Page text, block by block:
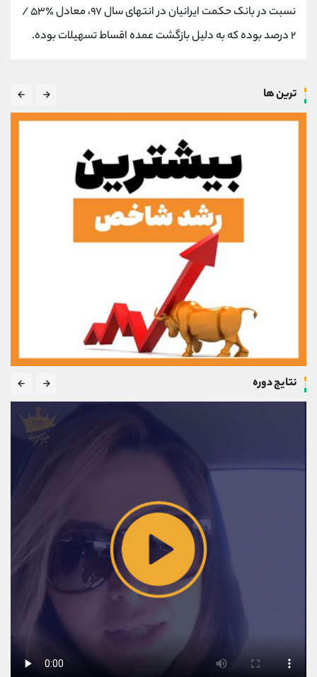
نسبت در بانک حکمت ایرانیان در انتهای سال ۹۷، معادل ٪۵۳ /
۲ درصد بوده که به دلیل بازگشت عمده اقساط تسهیلات بوده.
ترین ها
نتایج دوره